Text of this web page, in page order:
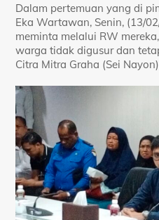
Dalam pertemuan yang di
Eka Wartawan, Senin, (13/
meminta melalui RW
warga tidak digusur dan
Citra Mitra Graha (Sei